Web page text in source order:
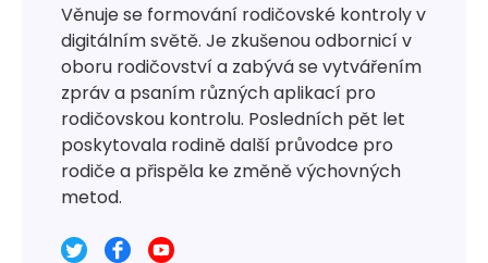
Věnuje se formování rodičovské kontroly v
digitálním světě. Je zkušenou odbornicí v
oboru rodičovství a zabývá se vytvářením
zpráv a psaním různých aplikací pro
rodičovskou kontrolu. Posledních pět let
poskytovala rodině další průvodce pro
rodiče a přispěla ke změně výchovných
metod.